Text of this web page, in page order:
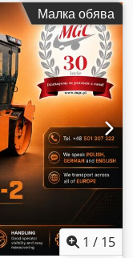
Малка обява
1 / 15